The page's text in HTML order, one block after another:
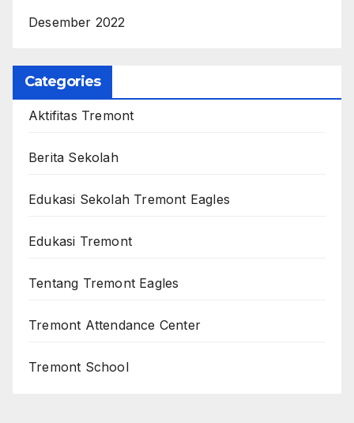
Desember 2022
Categories
Aktifitas Tremont
Berita Sekolah
Edukasi Sekolah Tremont Eagles
Edukasi Tremont
Tentang Tremont Eagles
Tremont Attendance Center
Tremont School